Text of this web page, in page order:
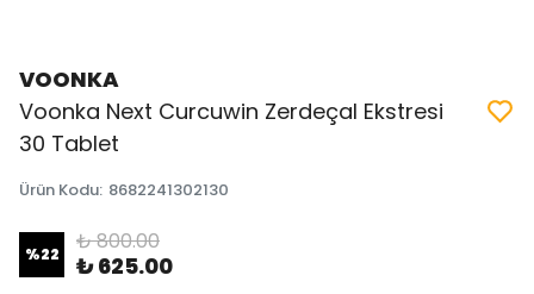
VOONKA
Voonka Next Curcuwin Zerdeçal Ekstresi
30 Tablet
Ürün Kodu: 8682241302130
%22 ₺ 800.00
₺ 625.00